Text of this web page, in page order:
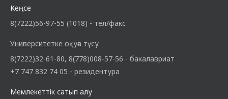
Кеңсе
8(7222)56-97-55 (1018) - тел/факс
Университетке оқуға түсу
8(7222)32-61-80, 8(778)008-57-56 - бакалавриат
+7 747 832 74 05 - резидентура
Мемлекеттік сатып алу